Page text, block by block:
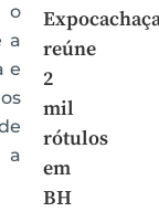
o
a
e
a
reúne
2
mil
rótulos
em
BH